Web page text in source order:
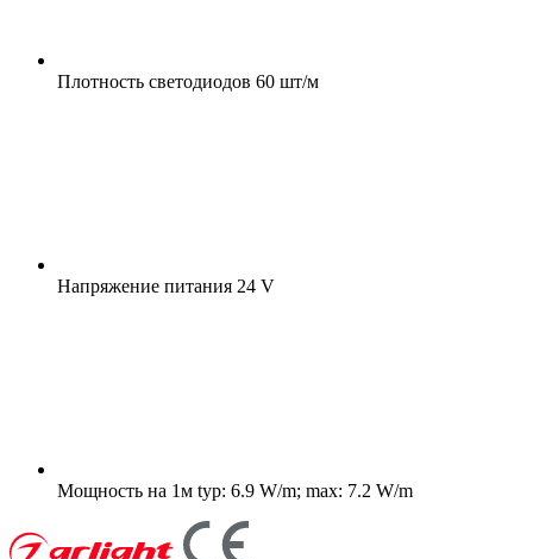
Плотность светодиодов 60 шт/м
Напряжение питания 24 V
Мощность на 1м typ: 6.9 W/m; max: 7.2 W/m